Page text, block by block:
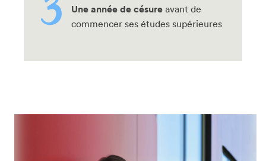
Une année de césure avant de
commencer ses études supérieures